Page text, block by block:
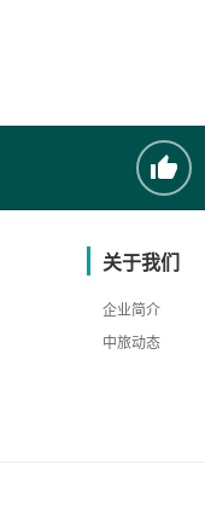
关于我们
企业简介
中旅动态